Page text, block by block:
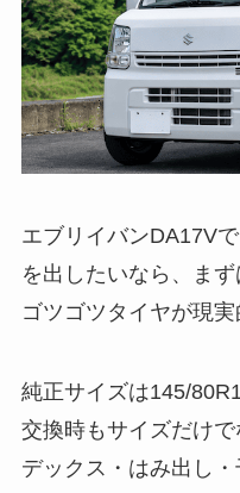
エブリイバンDA17V
を出したいなら、ま
ゴツゴツタイヤが現実
純正サイズは145/
交換時もサイズだけ
デックス・はみ出し